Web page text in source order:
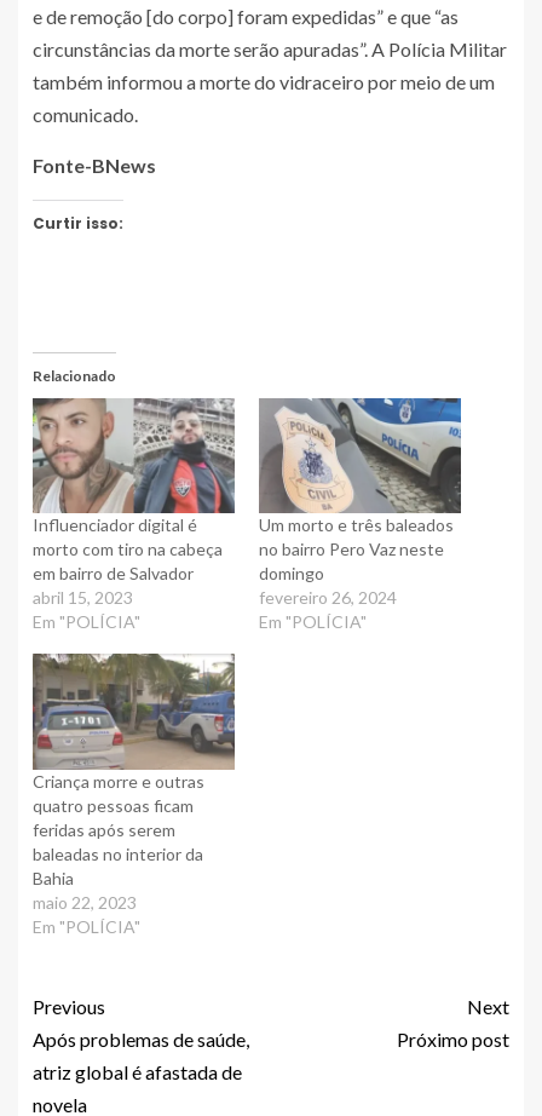
e de remoção [do corpo] foram expedidas” e que “as
circunstâncias da morte serão apuradas”. A Polícia Militar
também informou a morte do vidraceiro por meio de um
comunicado.
Fonte-BNews
Curtir isso:
Relacionado
Influenciador digital é
morto com tiro na cabeça
em bairro de Salvador
abril 15, 2023
Em "POLÍCIA"
Um morto e três baleados
no bairro Pero Vaz neste
domingo
fevereiro 26, 2024
Em "POLÍCIA"
Criança morre e outras
quatro pessoas ficam
feridas após serem
baleadas no interior da
Bahia
maio 22, 2023
Em "POLÍCIA"
Previous
Após problemas de saúde,
atriz global é afastada de
novela
Next
Próximo post